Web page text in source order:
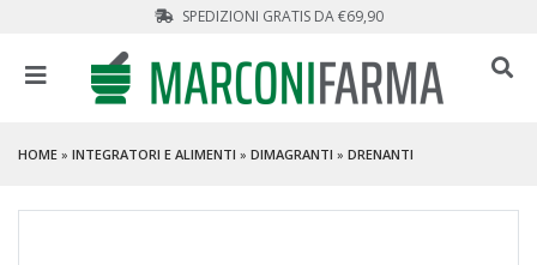
SPEDIZIONI GRATIS DA €69,90
HOME » INTEGRATORI E ALIMENTI » DIMAGRANTI » DRENANTI